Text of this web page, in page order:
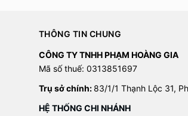
THÔNG TIN CHUNG
CÔNG TY TNHH PHẠM HOÀNG GIA
Mã số thuế: 0313851697
Trụ sở chính: 83/1/1 Thạnh Lộc 31,
HỆ THỐNG CHI NHÁNH